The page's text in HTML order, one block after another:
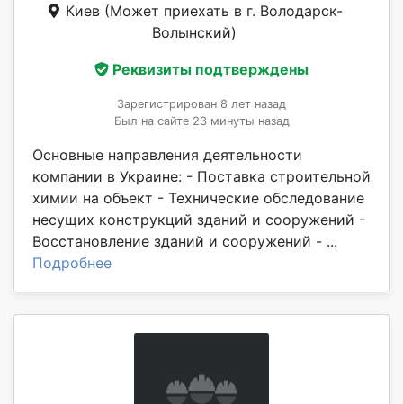
Киев (Может приехать в г. Володарск-
Волынский)
Реквизиты подтверждены
Зарегистрирован 8 лет назад
Был на сайте 23 минуты назад
Основные направления деятельности
компании в Украине: - Поставка строительной
химии на объект - Технические обследование
несущих конструкций зданий и сооружений -
Восстановление зданий и сооружений - ...
Подробнее